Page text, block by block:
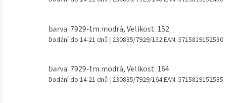
barva: 7929-tm.modrá, Velikost: 152
Dodání do 14-21 dnů | 230835/7929/152EAN: 5715819152530
barva: 7929-tm.modrá, Velikost: 164
Dodání do 14-21 dnů | 230835/7929/164EAN: 5715819152585